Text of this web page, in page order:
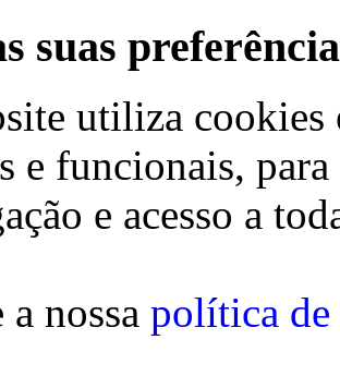
suas
utiliza cookies
e funcionais,
e acesso a
nossa política de